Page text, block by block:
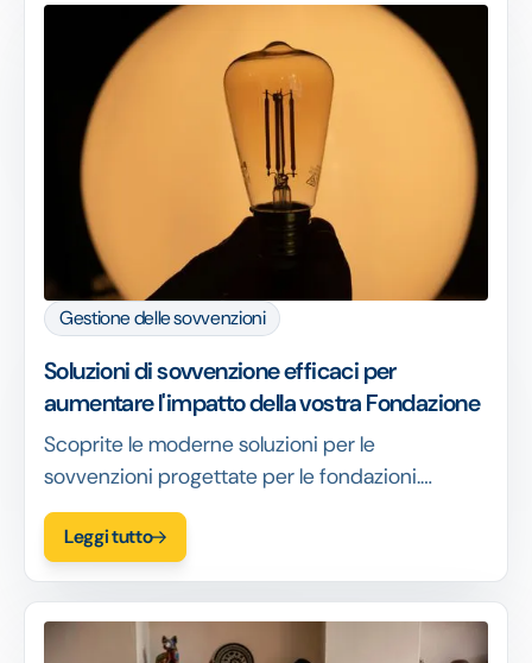
Gestione delle sovvenzioni
Soluzioni di sovvenzione efficaci per
aumentare l'impatto della vostra Fondazione
Scoprite le moderne soluzioni per le
sovvenzioni progettate per le fondazioni.
Semplificate le applicazioni, automatizzate i
flussi di lavoro, migliorate la reportistica e
Leggi tutto